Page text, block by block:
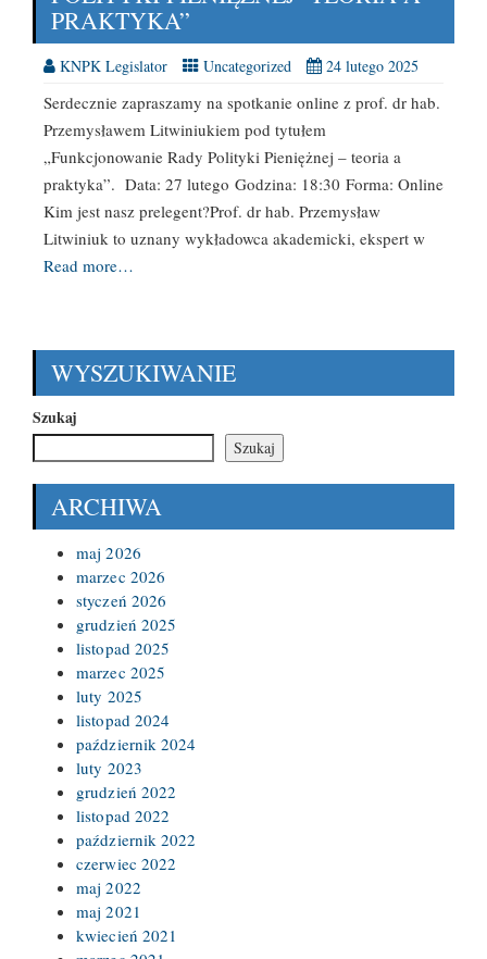
PRAKTYKA”
KNPK Legislator Uncategorized 24 lutego 2025
Serdecznie zapraszamy na spotkanie online z prof. dr hab.
Przemysławem Litwiniukiem pod tytułem
„Funkcjonowanie Rady Polityki Pieniężnej – teoria a
praktyka”. Data: 27 lutego Godzina: 18:30 Forma: Online
Kim jest nasz prelegent?Prof. dr hab. Przemysław
Litwiniuk to uznany wykładowca akademicki, ekspert w
Read more…
WYSZUKIWANIE
Szukaj
Szukaj
ARCHIWA
maj 2026
marzec 2026
styczeń 2026
grudzień 2025
listopad 2025
marzec 2025
luty 2025
listopad 2024
październik 2024
luty 2023
grudzień 2022
listopad 2022
październik 2022
czerwiec 2022
maj 2022
maj 2021
kwiecień 2021